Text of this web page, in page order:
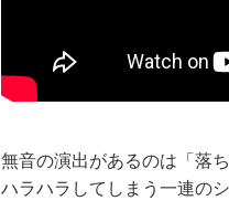
無音の演出があるのは「落
ハラハラしてしまう一連の